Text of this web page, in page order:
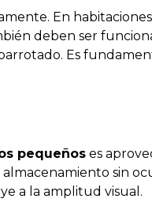
En
deben ser
Es
pequeños es
sin
a la amplitud visual.